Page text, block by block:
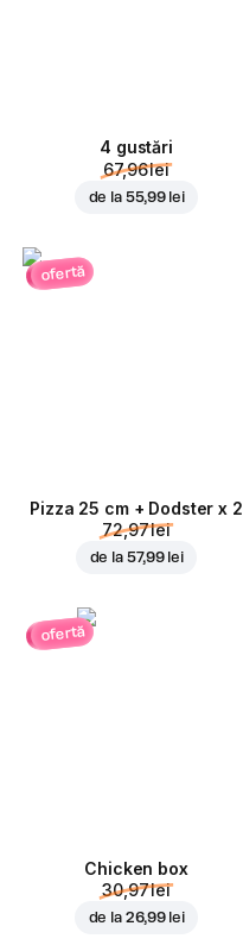
4 gustări
67,96 lei
de la 55,99 lei
ofertă
Pizza 25 cm + Dodster x 2
72,97 lei
de la 57,99 lei
ofertă
Chicken box
30,97 lei
de la 26,99 lei